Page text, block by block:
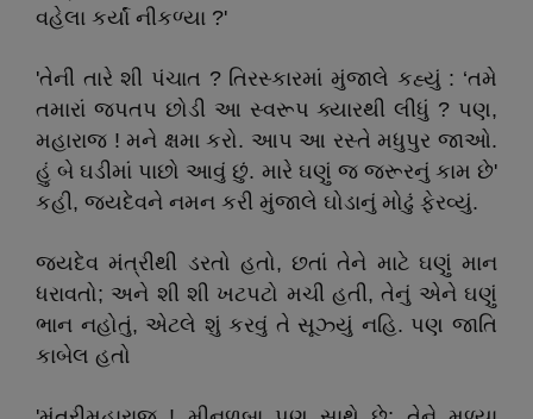
વહેલા કર્યાં નીકળ્યા ?'
'તેની તારે શી પંચાત ? તિરસ્કારમાં મુંજાલે કહ્યું : ‘તમે
તમારાં જપતપ છોડી આ સ્વરૂપ ક્યારથી લીધું ? પણ,
મહારાજ ! મને ક્ષમા કરો. આપ આ રસ્તે મધુપુર જાઓ.
હું બે ઘડીમાં પાછો આવું છું. મારે ઘણું જ જરૂરનું કામ છે'
કહી, જયદેવને નમન કરી મુંજાલે ઘોડાનું મોઢું ફેરવ્યું.
જયદેવ મંત્રીથી ડરતો હતો, છતાં તેને માટે ઘણું માન
ધરાવતો; અને શી શી ખટપટો મચી હતી, તેનું એને ઘણું
ભાન નહોતું, એટલે શું કરવું તે સૂઝ્યું નહિ. પણ જાતિ
કાબેલ હતો